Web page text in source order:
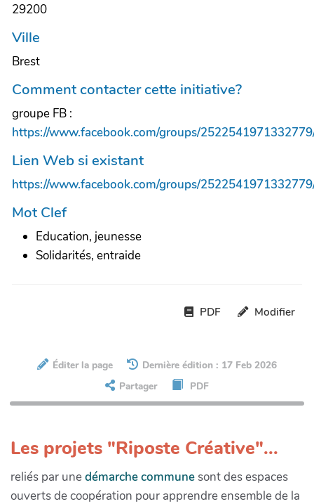
29200
Ville
Brest
Comment contacter cette initiative?
groupe FB :
https://www.facebook.com/groups/
Lien Web si existant
https://www.facebook.com/groups/
Mot Clef
Education, jeunesse
Solidarités, entraide
PDF Modifier
Éditer la page
Dernière édition : 17 Feb 2026
Partager
PDF